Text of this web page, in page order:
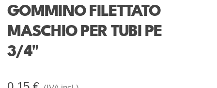
GOMMINO FILETTATO
MASCHIO PER TUBI PE
3/4"